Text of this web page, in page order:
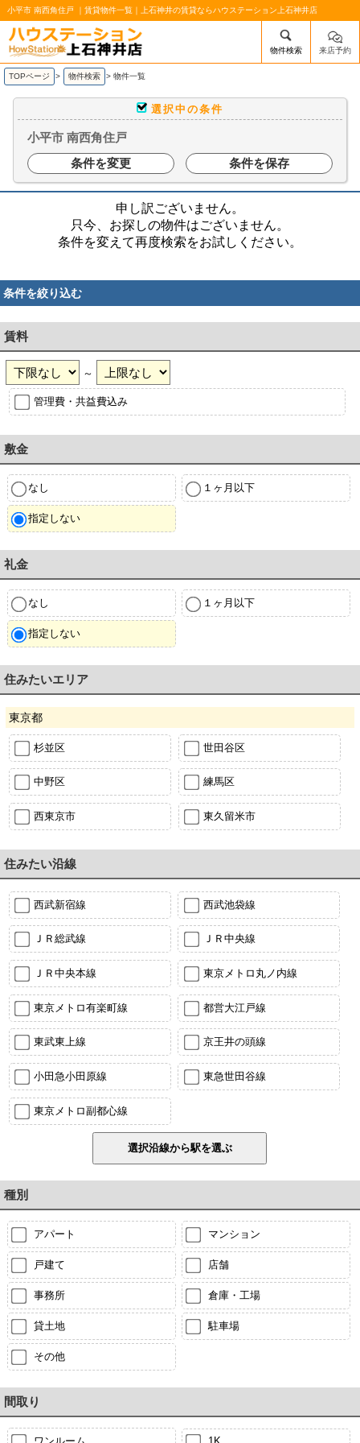
小平市 南西角住戸 ｜賃貸物件一覧｜上石神井の賃貸ならハウステーション上石神井店
/mobile_img/head-logo.png
物件検索 来店予約
TOPページ > 物件検索 > 物件一覧
選択中の条件
小平市 南西角住戸
条件を変更
条件を保存
申し訳ございません。
只今、お探しの物件はございません。
条件を変えて再度検索をお試しください。
条件を絞り込む
賃料
～
管理費・共益費込み
敷金
なし １ヶ月以下
指定しない
礼金
なし １ヶ月以下
指定しない
住みたいエリア
東京都
杉並区 世田谷区
中野区 練馬区
西東京市 東久留米市
住みたい沿線
西武新宿線 西武池袋線
ＪＲ総武線 ＪＲ中央線
ＪＲ中央本線 東京メトロ丸ノ内線
東京メトロ有楽町線 都営大江戸線
東武東上線 京王井の頭線
小田急小田原線 東急世田谷線
東京メトロ副都心線
種別
アパート マンション
戸建て 店舗
事務所 倉庫・工場
貸土地 駐車場
その他
間取り
ワンルーム 1K